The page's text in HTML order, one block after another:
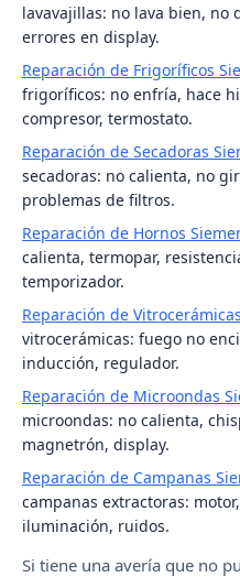
lavavajillas: no lava bien, no
errores en display.
Reparación de Frigoríficos
frigoríficos: no enfría, hace
compresor, termostato.
Reparación de Secadoras
secadoras: no calienta, no
problemas de filtros.
Reparación de Hornos
calienta, termopar,
temporizador.
Reparación de
vitrocerámicas: fuego no
inducción, regulador.
Reparación de Microondas
microondas: no calienta,
magnetrón, display.
Reparación de Campanas
campanas extractoras:
iluminación, ruidos.
Si tiene una avería que no